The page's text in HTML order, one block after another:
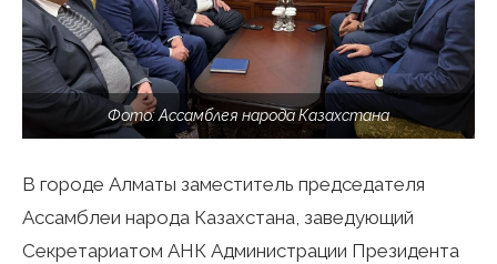
Фото: Ассамблея народа Казахстана
В городе Алматы заместитель председателя
Ассамблеи народа Казахстана, заведующий
Секретариатом АНК Администрации Президента